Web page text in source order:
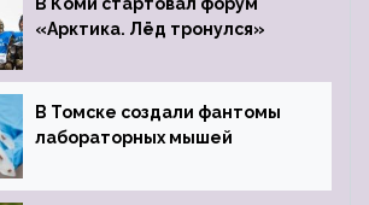
«Арктика. Лёд тронулся»
В Томске создали фантомы
лабораторных мышей